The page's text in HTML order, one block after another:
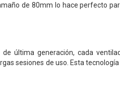
de 80mm lo hace perfecto
última generación, cada
sesiones de uso. Esta